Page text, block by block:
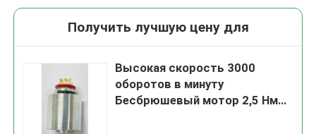
Получить лучшую цену для
Высокая скорость 3000
оборотов в минуту
Бесбрюшевый мотор 2,5 Нм